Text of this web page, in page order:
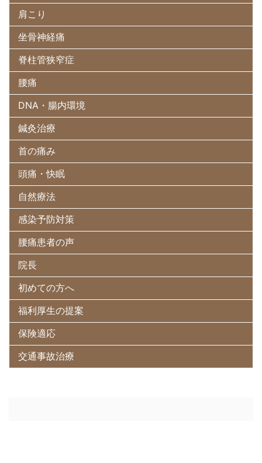
肩こり
坐骨神経痛
脊柱管狭窄症
腰痛
DNA・腸内環境
鍼灸治療
首の痛み
頭痛・快眠
自然療法
感染予防対策
腰痛患者の声
院長
初めての方へ
福利厚生の提案
保険適応
交通事故治療